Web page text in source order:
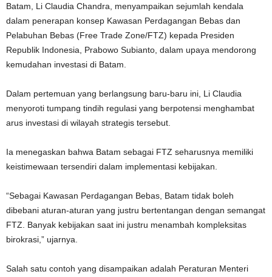
Batam, Li Claudia Chandra, menyampaikan sejumlah kendala
dalam penerapan konsep Kawasan Perdagangan Bebas dan
Pelabuhan Bebas (Free Trade Zone/FTZ) kepada Presiden
Republik Indonesia, Prabowo Subianto, dalam upaya mendorong
kemudahan investasi di Batam.
Dalam pertemuan yang berlangsung baru-baru ini, Li Claudia
menyoroti tumpang tindih regulasi yang berpotensi menghambat
arus investasi di wilayah strategis tersebut.
Ia menegaskan bahwa Batam sebagai FTZ seharusnya memiliki
keistimewaan tersendiri dalam implementasi kebijakan.
“Sebagai Kawasan Perdagangan Bebas, Batam tidak boleh
dibebani aturan-aturan yang justru bertentangan dengan semangat
FTZ. Banyak kebijakan saat ini justru menambah kompleksitas
birokrasi,” ujarnya.
Salah satu contoh yang disampaikan adalah Peraturan Menteri